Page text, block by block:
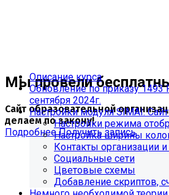
Мы провели
Сайт образовательной
делаем по закону!
ПодробнееПолучить запись
Описание курса
Обновление по приказу 1493
сентября 2024г.
Настройки модуля SIMAI:
Настройки режима
Настройка ширины
Контакты организации и
Социальные сети
Цветовые схемы
Добавление скриптов,